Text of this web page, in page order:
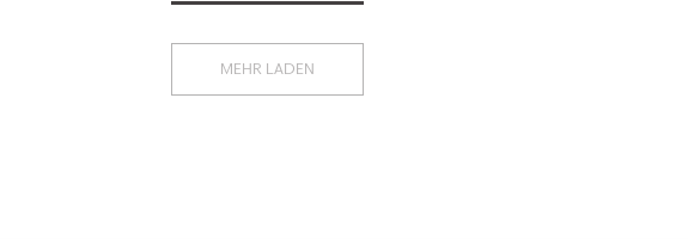
MEHR LADEN